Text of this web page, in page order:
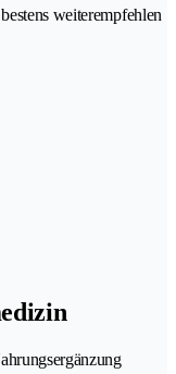
weiterempfehlen